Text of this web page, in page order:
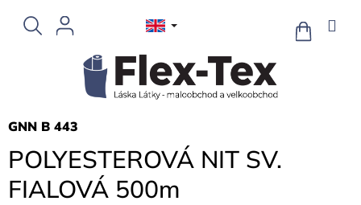
content
CART
POLYESTEROVÁ NIT SV.
FIALOVÁ 500m
GNN B 443